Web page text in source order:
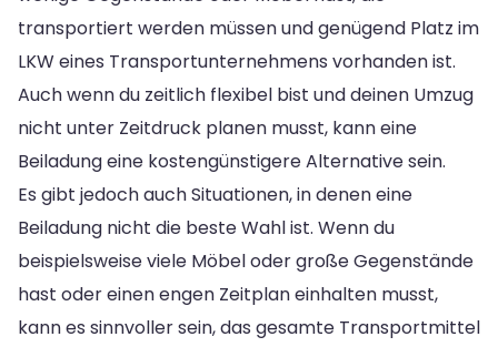
transportiert werden müssen und genügend Platz im
LKW eines Transportunternehmens vorhanden ist.
Auch wenn du zeitlich flexibel bist und deinen Umzug
nicht unter Zeitdruck planen musst, kann eine
Beiladung eine kostengünstigere Alternative sein.
Es gibt jedoch auch Situationen, in denen eine
Beiladung nicht die beste Wahl ist. Wenn du
beispielsweise viele Möbel oder große Gegenstände
hast oder einen engen Zeitplan einhalten musst,
kann es sinnvoller sein, das gesamte Transportmittel